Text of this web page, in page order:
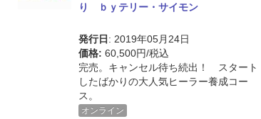
り ｂｙテリー・サイモン
発行日 : 2019年05月24日
価格: 60,500円/税込
完売。キャンセル待ち続出！ スタート
したばかりの大人気ヒーラー養成コー
ス。
オンライン